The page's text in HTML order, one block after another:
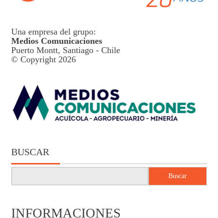
Una empresa del grupo:
Medios Comunicaciones
Puerto Montt, Santiago - Chile
© Copyright 2026
BUSCAR
Buscar
INFORMACIONES